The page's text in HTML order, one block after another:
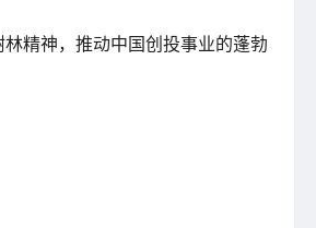
精神，推动中国创投事业的蓬勃